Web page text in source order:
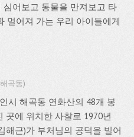
어보고 동물을 만져보고 타
멀어져 가는 우리 아이들에게
곡동)
시 해곡동 연화산의 48개 봉
곳에 위치한 사찰로 1970년
해근)가 부처님의 공덕을 빌어